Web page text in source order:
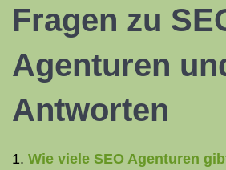
Fragen zu
Agenturen
Antworten
Wie viele SEO Agenturen